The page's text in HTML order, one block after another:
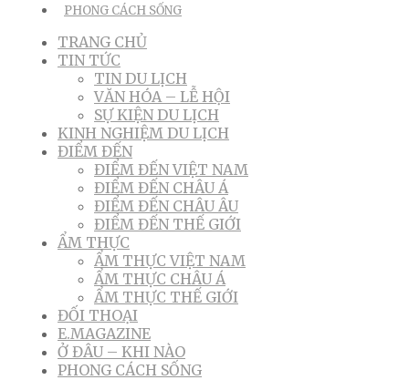
PHONG CÁCH SỐNG
TRANG CHỦ
TIN TỨC
TIN DU LỊCH
VĂN HÓA – LỄ HỘI
SỰ KIỆN DU LỊCH
KINH NGHIỆM DU LỊCH
ĐIỂM ĐẾN
ĐIỂM ĐẾN VIỆT NAM
ĐIỂM ĐẾN CHÂU Á
ĐIỂM ĐẾN CHÂU ÂU
ĐIỂM ĐẾN THẾ GIỚI
ẨM THỰC
ẨM THỰC VIỆT NAM
ẨM THỰC CHÂU Á
ẨM THỰC THẾ GIỚI
ĐỐI THOẠI
E.MAGAZINE
Ở ĐÂU – KHI NÀO
PHONG CÁCH SỐNG